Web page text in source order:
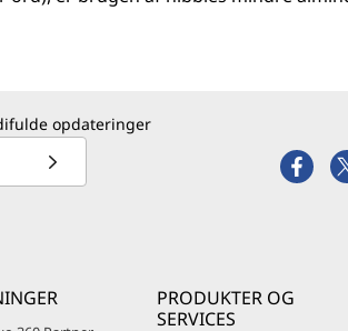
opdateringer
PRODUKTER OG
SERVICES